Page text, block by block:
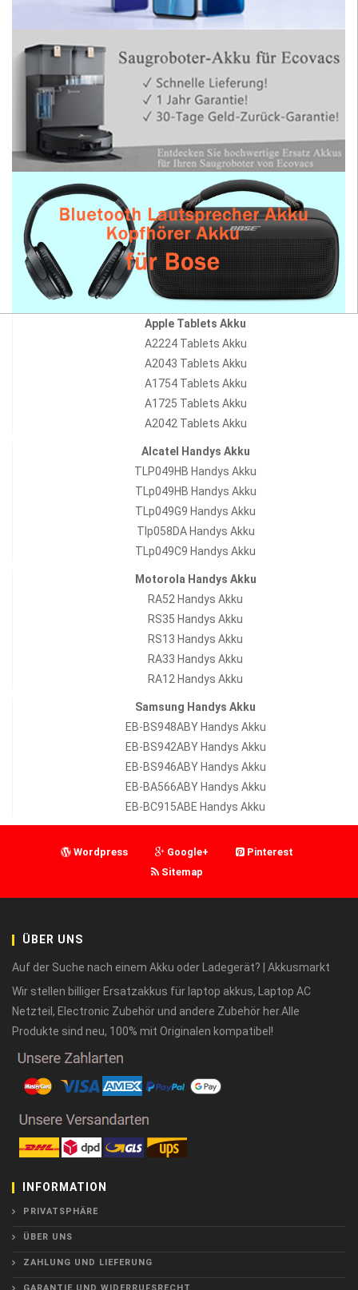
Apple Tablets Akku
A2224 Tablets Akku
A2043 Tablets Akku
A1754 Tablets Akku
A1725 Tablets Akku
A2042 Tablets Akku
Alcatel Handys Akku
TLP049HB Handys Akku
TLp049HB Handys Akku
TLp049G9 Handys Akku
Tlp058DA Handys Akku
TLp049C9 Handys Akku
Motorola Handys Akku
RA52 Handys Akku
RS35 Handys Akku
RS13 Handys Akku
RA33 Handys Akku
RA12 Handys Akku
Samsung Handys Akku
EB-BS948ABY Handys Akku
EB-BS942ABY Handys Akku
EB-BS946ABY Handys Akku
EB-BA566ABY Handys Akku
EB-BC915ABE Handys Akku
Wordpress Google+
Pinterest
Sitemap
ÜBER UNS
Auf der Suche nach einem Akku oder Ladegerät? | Akkusmarkt
Wir stellen billiger Ersatzakkus für laptop akkus, Laptop AC
Netzteil, Electronic Zubehör und andere Zubehör her.Alle
Produkte sind neu, 100% mit Originalen kompatibel!
INFORMATION
PRIVATSPHÄRE
ÜBER UNS
ZAHLUNG UND LIEFERUNG